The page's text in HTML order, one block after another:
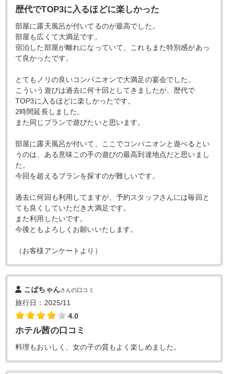
歴代でTOP3に入るほどに楽しかった
部屋に露天風呂が付いてるのが最高でした。
部屋も広くて大満足です。
宿泊した部屋が離れになっていて、これもまた特別感があっ
て良かったです。
とてもノリの良いコンパニオンで大満足の宴会でした。
こういう遊びは過去に何十回としてきましたが、歴代で
TOP3に入るほどに楽しかったです。
2時間延長しました。
また同じプランで遊びたいと思います。
部屋に露天風呂が付いて、ここでコンパニオンと遊べるとい
うのは、ある意味この手の遊びの最高到達地点だと思いまし
た。
今回を超えるプランを探すのが難しいです。
過去に何回も利用してますが、予約スタッフさんには毎回と
ても良くしていただき大満足です。
また利用したいです。
今後ともよろしくお願いいたします。
（お客様アンケートより）
こばちゃんさんの口コミ
旅行日：2025/11
4.0
ホテル茜の口コミ
料理もおいしく、女の子の質もよく楽しめました。